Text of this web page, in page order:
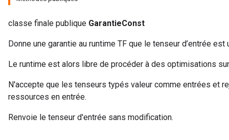
classe finale publique GarantieConst
Donne une garantie au runtime TF que le tenseur d’entrée est
Le runtime est alors libre de procéder à des optimisations
N'accepte que les tenseurs typés valeur comme entrées et
ressources en entrée.
Renvoie le tenseur d'entrée sans modification.